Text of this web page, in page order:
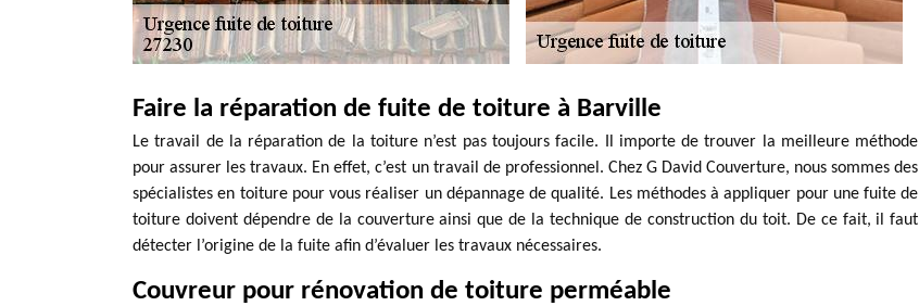
Faire la réparation de fuite de toiture à Barville
Le travail de la réparation de la toiture n’est pas toujours facile. Il importe de trouver la meilleure méthode
pour assurer les travaux. En effet, c’est un travail de professionnel. Chez G David Couverture, nous sommes des
spécialistes en toiture pour vous réaliser un dépannage de qualité. Les méthodes à appliquer pour une fuite de
toiture doivent dépendre de la couverture ainsi que de la technique de construction du toit. De ce fait, il faut
détecter l’origine de la fuite afin d’évaluer les travaux nécessaires.
Couvreur pour rénovation de toiture perméable